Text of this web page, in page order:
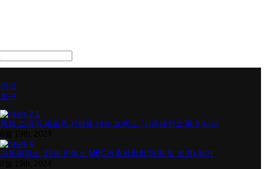
인기
최근
특화 조경의 새로운 지평을 여는 브랜드, ’가든제작소‘를 만나다
가든제작소, 19년 킨텍스 MBC건축박람회(정원 및 조경) 참가